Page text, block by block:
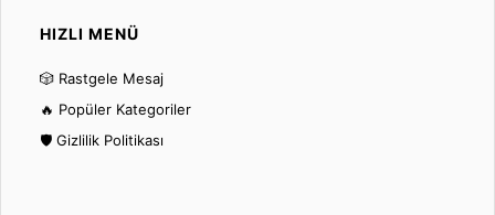
HIZLI MENÜ
🎲 Rastgele Mesaj
🔥 Popüler Kategoriler
🛡️ Gizlilik Politikası